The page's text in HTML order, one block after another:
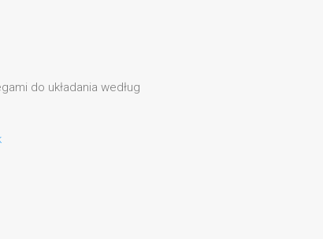
do układania według